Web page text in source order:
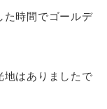
た時間でゴールデ
はありましたで